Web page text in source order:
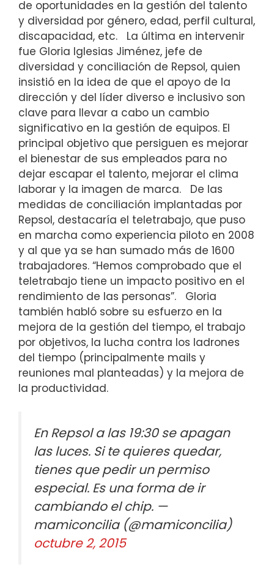
de oportunidades en la gestión del talento
y diversidad por género, edad, perfil cultural,
discapacidad, etc.
La última en intervenir
fue Gloria Iglesias Jiménez, jefe de
diversidad y conciliación de Repsol, quien
insistió en la idea de que el apoyo de la
dirección y del líder diverso e inclusivo son
clave para llevar a cabo un cambio
significativo en la gestión de equipos. El
principal objetivo que persiguen es mejorar
el bienestar de sus empleados para no
dejar escapar el talento, mejorar el clima
laborar y la imagen de marca.
De las
medidas de conciliación implantadas por
Repsol, destacaría el teletrabajo, que puso
en marcha como experiencia piloto en 2008
y al que ya se han sumado más de 1600
trabajadores. “Hemos comprobado que el
teletrabajo tiene un impacto positivo en el
rendimiento de las personas”.
Gloria
también habló sobre su esfuerzo en la
mejora de la gestión del tiempo, el trabajo
por objetivos, la lucha contra los ladrones
del tiempo (principalmente mails y
reuniones mal planteadas) y la mejora de
la productividad.
En Repsol a las 19:30 se apagan
las luces. Si te quieres quedar,
tienes que pedir un permiso
especial. Es una forma de ir
cambiando el chip. —
mamiconcilia (@mamiconcilia)
octubre 2, 2015